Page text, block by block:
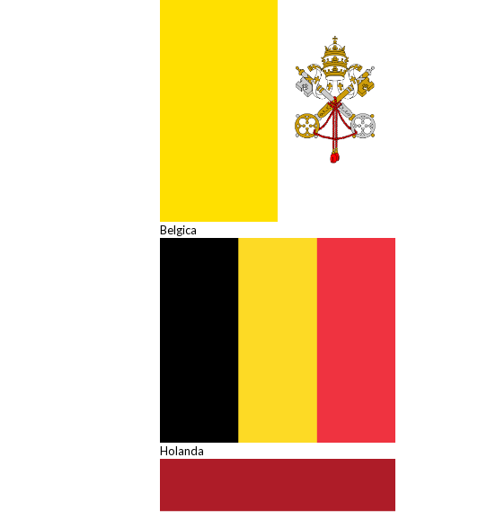
Belgica
Holanda